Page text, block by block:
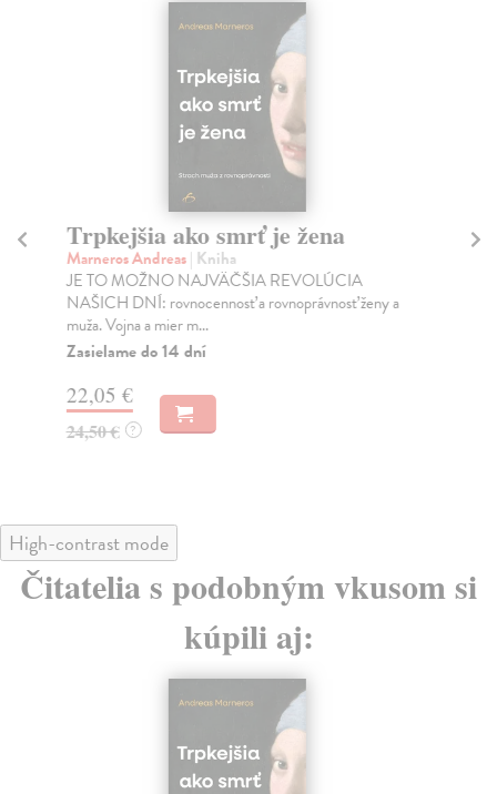
Trpkejšia ako smrť je žena
Marneros Andreas| Kniha
JE TO MOŽNO NAJVÄČŠIA REVOLÚCIA
NAŠICH DNÍ: rovnocennosť a rovnoprávnosť ženy a
muža. Vojna a mier m...
Zasielame do 14 dní
22,05 €
24,50 € ?
High-contrast mode
Čitatelia s podobným vkusom si
kúpili aj: